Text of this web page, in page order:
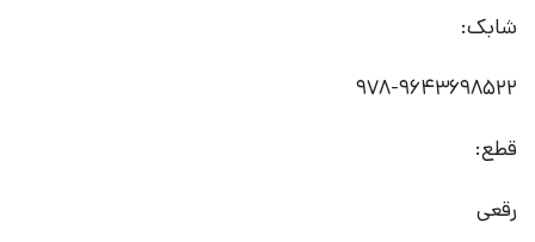
شابک:
978-9643698522
قطع:
رقعی